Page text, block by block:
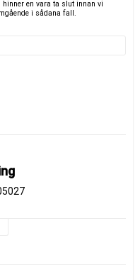
en vara ta slut innan vi
i sådana fall.